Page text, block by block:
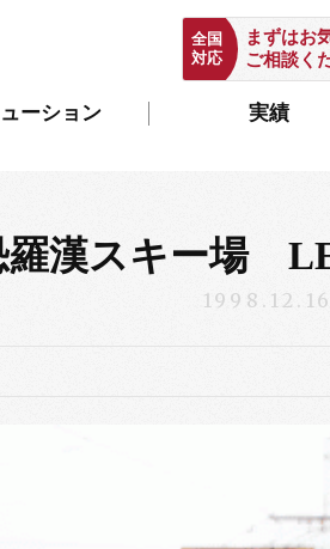
ーション 実績
まずはお
ご相談く
全国
対応
羅漢スキー場
1998.12.16